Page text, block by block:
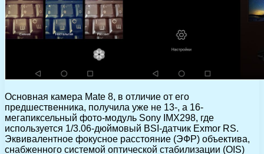
Основная камера Mate 8, в отличие от его
предшественника, получила уже не 13-, а 16-
мегапиксельный фото-модуль Sony IMX298, где
используется 1/3.06-дюймовый BSI-датчик Exmor RS.
Эквивалентное фокусное расстояние (ЭФР) объектива,
снабженного системой оптической стабилизации (OIS)